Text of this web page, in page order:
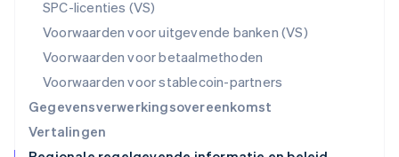
SPC-licenties (VS)
Voorwaarden voor uitgevende banken (VS)
Voorwaarden voor betaalmethoden
Voorwaarden voor stablecoin-partners
Gegevensverwerkingsovereenkomst
Vertalingen
Portugal
PortuguêsEnglish
English
Singapore
Slovenië
EnglishItaliano